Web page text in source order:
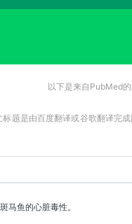
以下是来自PubMed
题是由百度翻译或谷歌翻译完
马鱼的心脏毒性。